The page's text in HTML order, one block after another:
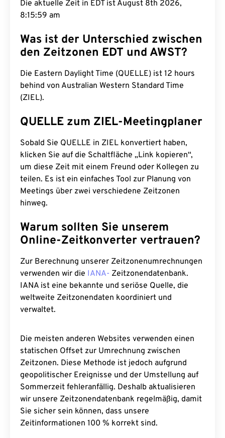
Die aktuelle Zeit in EDT ist August 8th 2026,
8:16:00 am
Was ist der Unterschied zwischen
den Zeitzonen EDT und AWST?
Die Eastern Daylight Time (QUELLE) ist 12 hours
behind von Australian Western Standard Time
(ZIEL).
QUELLE zum ZIEL-Meetingplaner
Sobald Sie QUELLE in ZIEL konvertiert haben,
klicken Sie auf die Schaltfläche „Link kopieren“,
um diese Zeit mit einem Freund oder Kollegen zu
teilen. Es ist ein einfaches Tool zur Planung von
Meetings über zwei verschiedene Zeitzonen
hinweg.
Warum sollten Sie unserem
Online-Zeitkonverter vertrauen?
Zur Berechnung unserer Zeitzonenumrechnungen
verwenden wir die IANA- Zeitzonendatenbank.
IANA ist eine bekannte und seriöse Quelle, die
weltweite Zeitzonendaten koordiniert und
verwaltet.
Die meisten anderen Websites verwenden einen
statischen Offset zur Umrechnung zwischen
Zeitzonen. Diese Methode ist jedoch aufgrund
geopolitischer Ereignisse und der Umstellung auf
Sommerzeit fehleranfällig. Deshalb aktualisieren
wir unsere Zeitzonendatenbank regelmäßig, damit
Sie sicher sein können, dass unsere
Zeitinformationen 100 % korrekt sind.